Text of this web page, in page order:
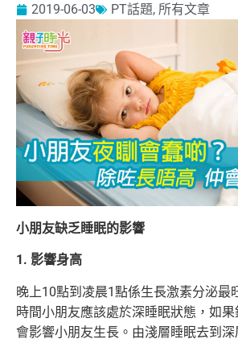
2019-06-03 PT話題, 所有文章
小朋友缺乏睡眠的影響
1. 影響身高
晚上10點到凌晨1點係生長激素分泌最
時間小朋友應該處於深睡眠狀態，如
會影響小朋友生長。由淺層睡眠去到